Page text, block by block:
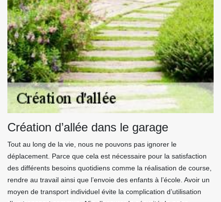
Création d’allée dans le garage
Tout au long de la vie, nous ne pouvons pas ignorer le
déplacement. Parce que cela est nécessaire pour la satisfaction
des différents besoins quotidiens comme la réalisation de course,
rendre au travail ainsi que l’envoie des enfants à l’école. Avoir un
moyen de transport individuel évite la complication d’utilisation